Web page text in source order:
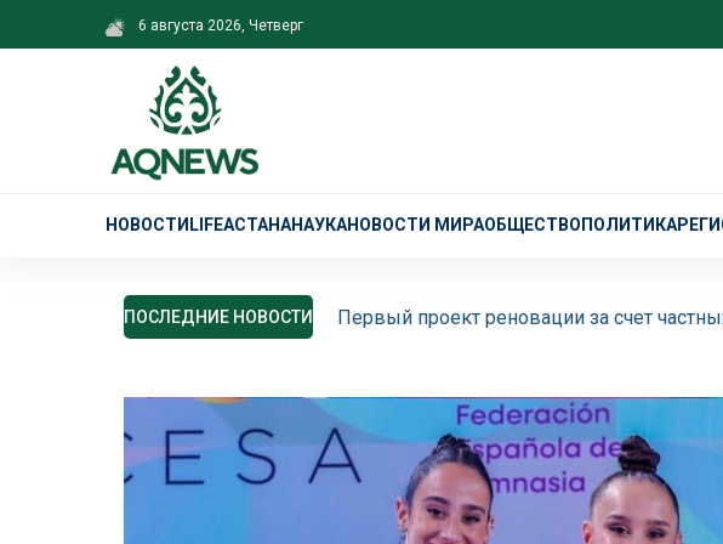
6 августа 2026, Четверг
НОВОСТИ LIFEАСТАНАНАУКАНОВОСТИ МИРАОБЩЕСТВО ПОЛИТИКА
ПОСЛЕДНИЕ НОВОСТИ Первый проект реновации за счет